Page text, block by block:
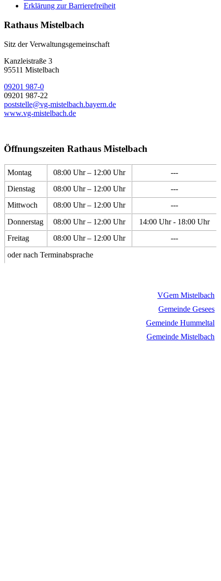
Erklärung zur Barrierefreiheit
Rathaus Mistelbach
Sitz der Verwaltungsgemeinschaft
Kanzleistraße 3
95511 Mistelbach
09201 987-0
09201 987-22
poststelle@vg-mistelbach.bayern.de
www.vg-mistelbach.de
Öffnungszeiten Rathaus Mistelbach
Montag 08:00 Uhr – 12:00 Uhr
---
Dienstag
08:00 Uhr – 12:00 Uhr
---
Mittwoch
08:00 Uhr – 12:00 Uhr
---
Donnerstag
08:00 Uhr – 12:00 Uhr
14:00 Uhr - 18:00 Uhr
Freitag
08:00 Uhr – 12:00 Uhr
---
oder nach Terminabsprache
VGem Mistelbach
Gemeinde Gesees
Gemeinde Hummeltal
Gemeinde Mistelbach